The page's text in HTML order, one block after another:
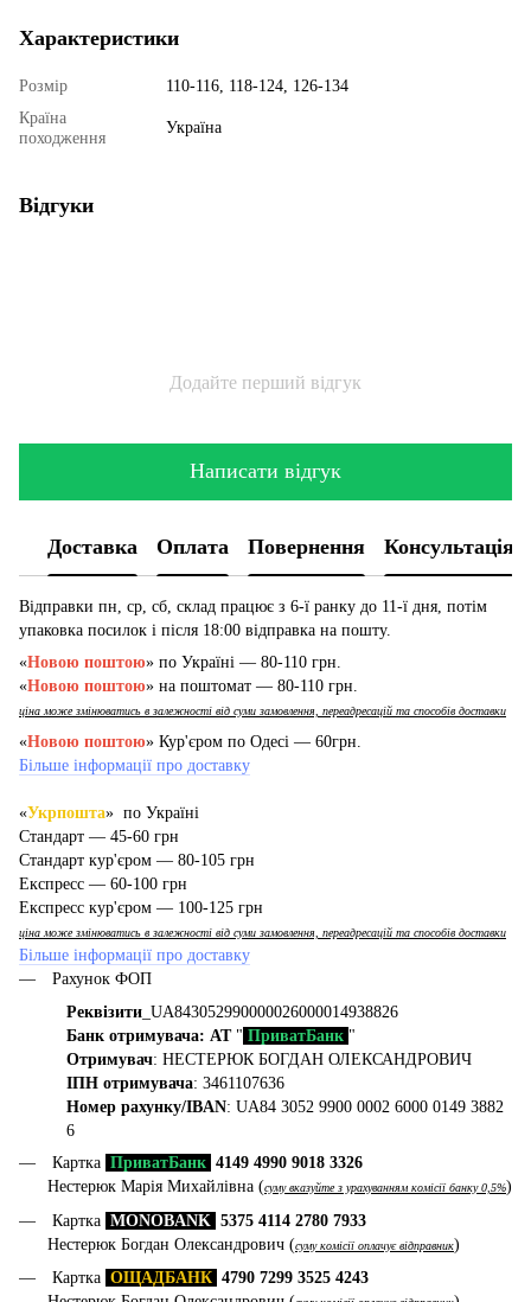
Характеристики
Розмір
110-116, 118-124, 126-134
Країна
походження
Україна
Відгуки
Додайте перший відгук
Написати відгук
Доставка Оплата Повернення Консультація
Відправки пн, ср, сб, склад працює з 6-ї ранку до 11-ї дня, потім
упаковка посилок і після 18:00 відправка на пошту.
«Новою поштою» по Україні — 80-110 грн.
«Новою поштою» на поштомат — 80-110 грн.
ціна може змінюватись в залежності від суми замовлення, переадресацій та способів доставки
«Новою поштою» Кур'єром по Одесі — 60грн.
Більше інформації про доставку
«Укрпошта» по Україні
Стандарт — 45-60 грн
Стандарт кур'єром — 80-105 грн
Експресс — 60-100 грн
Експресс кур'єром — 100-125 грн
ціна може змінюватись в залежності від суми замовлення, переадресацій та способів доставки
Більше інформації про доставку
Рахунок ФОП
Реквізити _UA843052990000026000014938826
Банк отримувача: АТ" ПриватБанк "
Отримувач: НЕСТЕРЮК БОГДАН ОЛЕКСАНДРОВИЧ
ІПН отримувача: 3461107636
Номер рахунку/IBAN: UA84 3052 9900 0002 6000 0149 3882
6
Картка ПриватБанк 4149 4990 9018 3326
Нестерюк Марія Михайлівна (суму вказуйте з урахуванням комісії банку 0,5%)
Картка MONOBANK 5375 4114 2780 7933
Нестерюк Богдан Олександрович (суму комісії оплачує відправник)
Картка ОЩАДБАНК 4790 7299 3525 4243